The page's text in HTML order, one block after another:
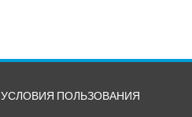
УСЛОВИЯ ПОЛЬЗОВАНИЯ